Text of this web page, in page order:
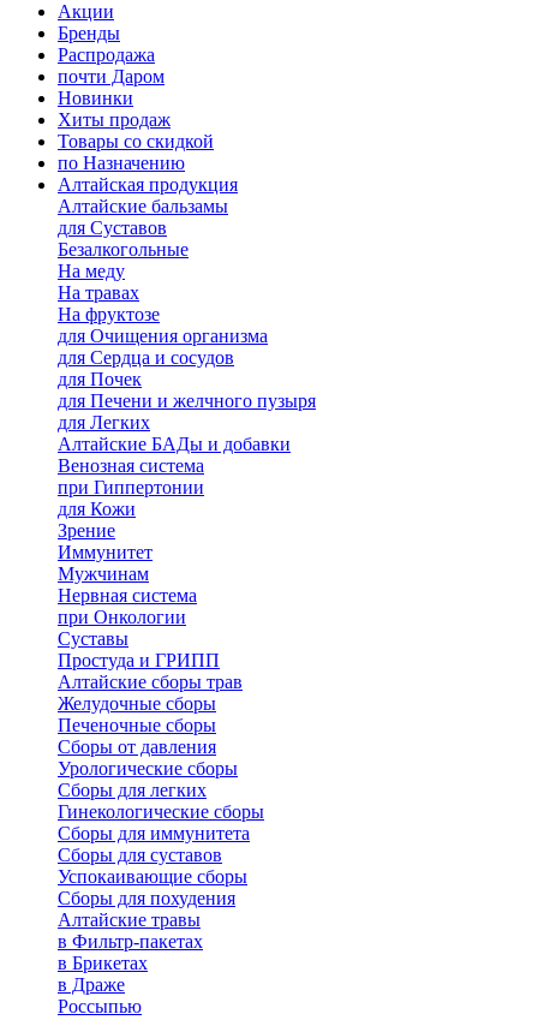
Акции
Бренды
Распродажа
почти Даром
Новинки
Хиты продаж
Товары со скидкой
по Назначению
Алтайская продукция
Алтайские бальзамы
для Суставов
Безалкогольные
На меду
На травах
На фруктозе
для Очищения организма
для Сердца и сосудов
для Почек
для Печени и желчного пузыря
для Легких
Алтайские БАДы и добавки
Венозная система
при Гиппертонии
для Кожи
Зрение
Иммунитет
Мужчинам
Нервная система
при Онкологии
Суставы
Простуда и ГРИПП
Алтайские сборы трав
Желудочные сборы
Печеночные сборы
Сборы от давления
Урологические сборы
Сборы для легких
Гинекологические сборы
Сборы для иммунитета
Сборы для суставов
Успокаивающие сборы
Сборы для похудения
Алтайские травы
в Фильтр-пакетах
в Брикетах
в Драже
Россыпью